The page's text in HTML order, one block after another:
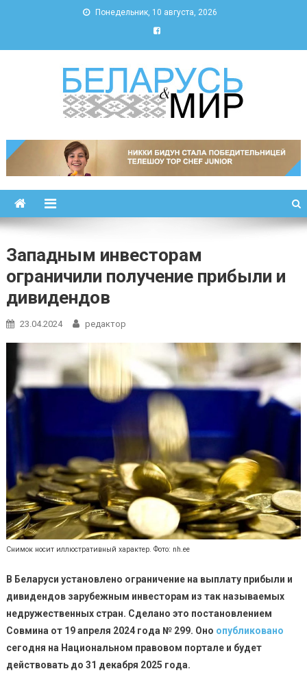
Понедельник, 10 августа, 2026
Беларусь и мир
Западным инвесторам
ограничили получение прибыли и
дивидендов
23.04.2024 редактор
Снимок носит иллюстративный характер. Фото: nh.ee
В Беларуси установлено ограничение на выплату прибыли и
дивидендов зарубежным инвесторам из так называемых
недружественных стран. Сделано это постановлением
Совмина от 19 апреля 2024 года № 299. Оно опубликовано
сегодня на Национальном правовом портале и будет
действовать до 31 декабря 2025 года.